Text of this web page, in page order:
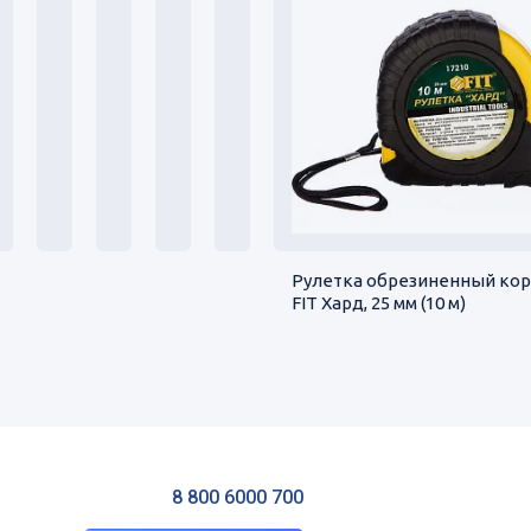
Рулетка обрезиненный
FIT Хард, 25 мм (10 м)
8 800 6000 700